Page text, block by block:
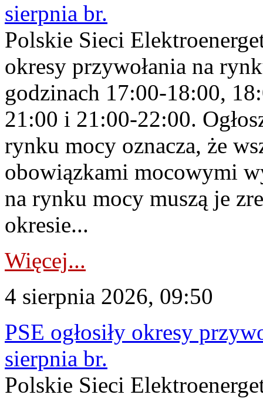
sierpnia br.
Polskie Sieci
okresy przywołania na
godzinach 17:00-18:00,
21:00 i 21:00-22:00.
rynku mocy oznacza, że
obowiązkami mocowymi
na rynku mocy muszą je
okresie...
Więcej...
4 sierpnia 2026, 09:50
PSE ogłosiły okresy
sierpnia br.
Polskie Sieci